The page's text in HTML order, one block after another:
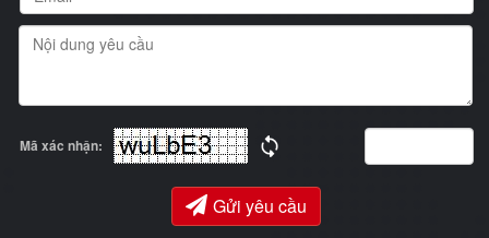
Mã xác nhận:
Gửi yêu cầu